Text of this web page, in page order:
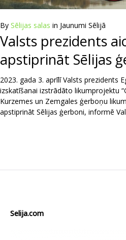
By Sēlijas salas in Jaunumi Sēlijā
Valsts prezidents
apstiprināt Sēlijas
2023. gada 3. aprīlī Valsts prezidents
izskatīšanai izstrādāto likumprojektu
Kurzemes un Zemgales ģerboņu
apstiprināt Sēlijas ģerboni, informē
Selija.com